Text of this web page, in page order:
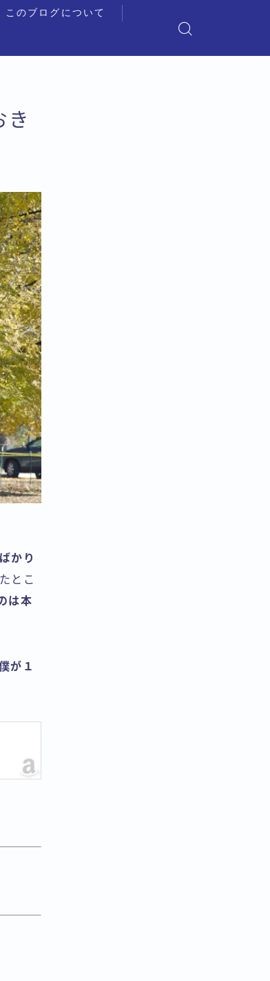
このブログについて
き
かり
とこ
は本
が１